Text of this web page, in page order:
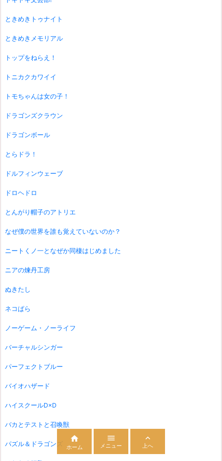
ときめきトゥナイト
ときめきメモリアル
トップをねらえ！
トニカクカワイイ
トモちゃんは女の子！
ドラゴンズクラウン
ドラゴンボール
とらドラ！
ドルフィンウェーブ
ドロヘドロ
とんがり帽子のアトリエ
なぜ僕の世界を誰も覚えていないのか？
ニートくノ一となぜか同棲はじめました
ニアの煉丹工房
ぬきたし
ネコぱら
ノーゲーム・ノーライフ
バーチャルシンガー
パーフェクトブルー
バイオハザード
ハイスクールD×D
バカとテストと召喚獣
パズル＆ドラゴンズ

ホーム

メニュー

上へ